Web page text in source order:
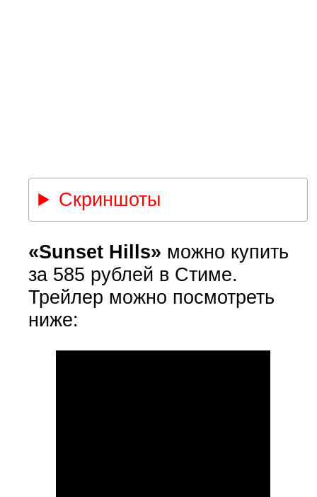
Скриншоты
«Sunset Hills» можно купить
за 585 рублей в Стиме.
Трейлер можно посмотреть
ниже: